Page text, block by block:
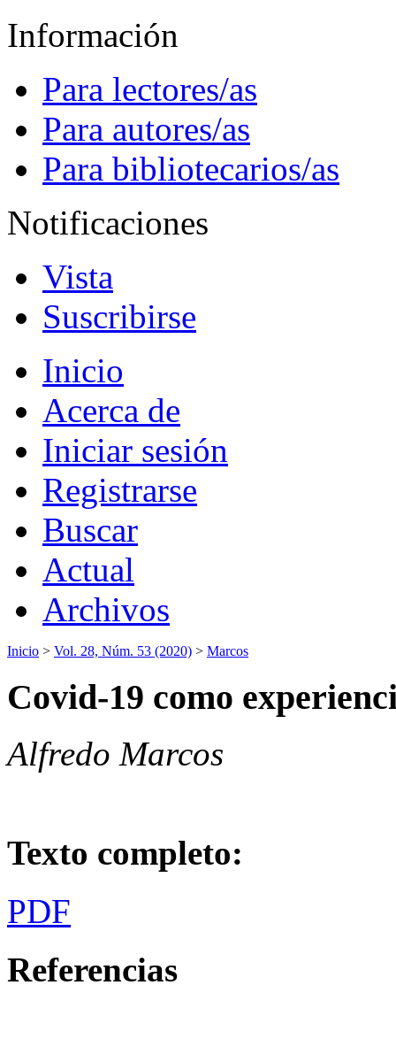
Información
Para lectores/as
Para autores/as
Para bibliotecarios/as
Notificaciones
Vista
Suscribirse
Inicio
Acerca de
Iniciar sesión
Registrarse
Buscar
Actual
Archivos
Inicio > Vol. 28, Núm. 53 (2020) > Marcos
Covid-19 como
Alfredo Marcos
Texto completo:
PDF
Referencias